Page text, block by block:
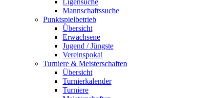
Ligensuche
Mannschaftssuche
Punktspielbetrieb
Übersicht
Erwachsene
Jugend / Jüngste
Vereinspokal
Turniere & Meisterschaften
Übersicht
Turnierkalender
Turniere